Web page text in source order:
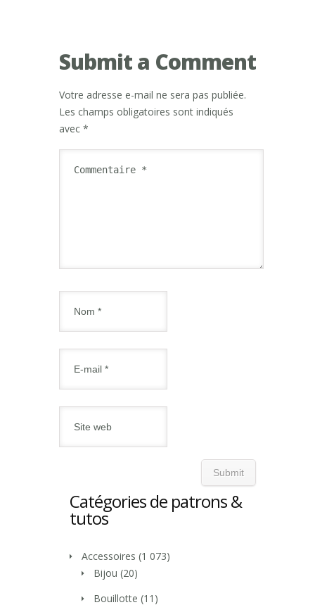
Submit a Comment
Votre adresse e-mail ne sera pas publiée.
Les champs obligatoires sont indiqués
avec *
Catégories de patrons &
tutos
Accessoires (1 073)
Bijou (20)
Bouillotte (11)